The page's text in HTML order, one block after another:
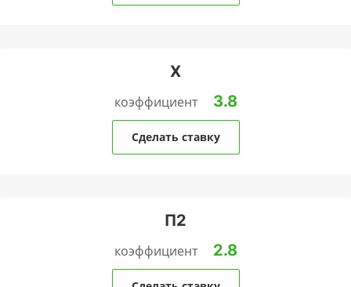
Х
коэффициент 3.8
Сделать ставку
П2
коэффициент 2.8